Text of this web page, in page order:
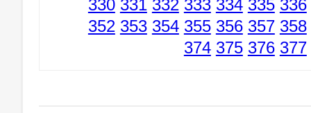
330 331 332 333 334 335 336
352 353 354 355 356 357 358
374 375 376 377